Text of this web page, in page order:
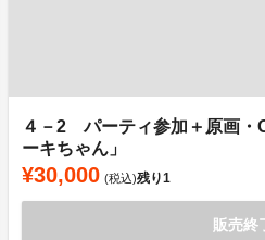
４－2 パーティ参加＋原画
ーキちゃん」
¥30,000 (税込)残り1
販売終